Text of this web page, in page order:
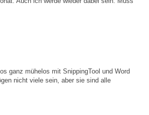
ganz mühelos mit SnippingTool und Word
nicht viele sein, aber sie sind alle